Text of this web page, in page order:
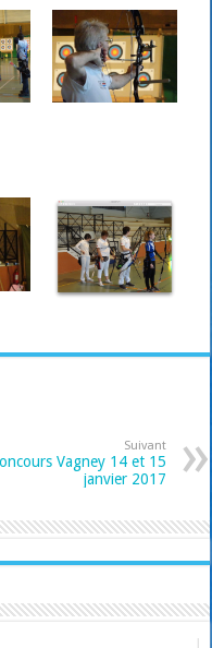
Suivant
Vagney 14 et 15
janvier 2017